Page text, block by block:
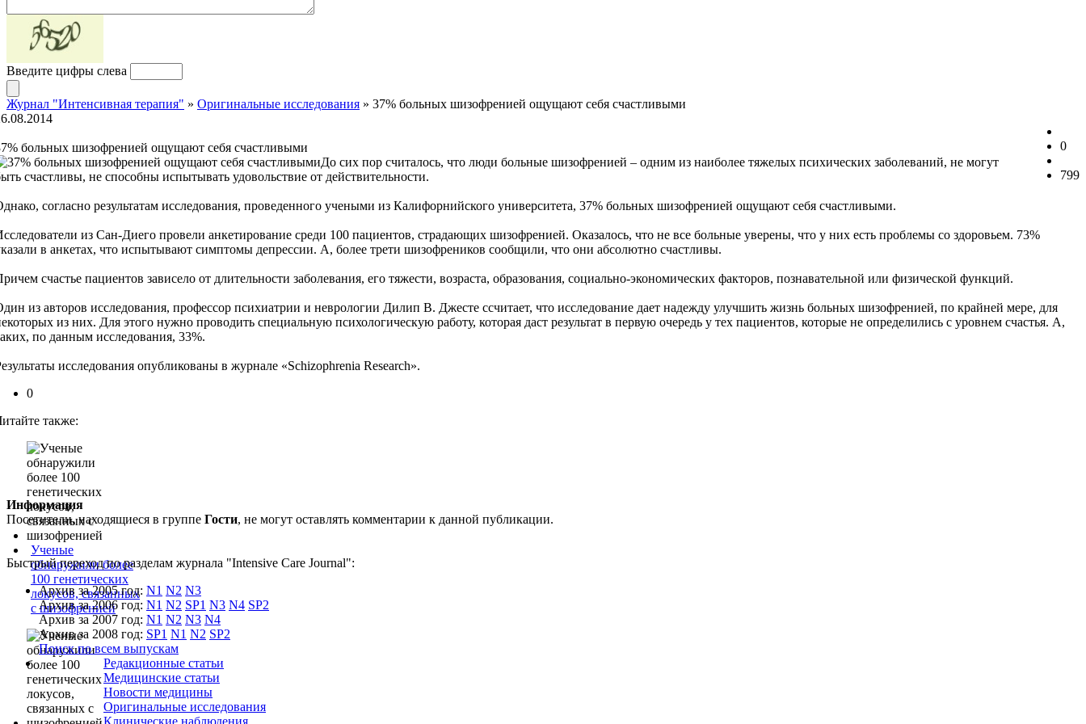
Введите цифры слева
Журнал "Интенсивная терапия" » Оригинальные исследования » 37% больных шизофренией ощущают себя счастливыми
0
799
больных шизофренией ощущают себя счастливыми
До сих пор считалось, что люди больные шизофренией – одним из наиболее тяжелых психических заболеваний, не могут
счастливы, не способны испытывать удовольствие от действительности.
согласно результатам исследования, проведенного учеными из Калифорнийского университета, 37% больных шизофренией ощущают себя счастливыми.
из Сан-Диего провели анкетирование среди 100 пациентов, страдающих шизофренией. Оказалось, что не все больные уверены, что у них есть проблемы со здоровьем. 73%
в анкетах, что испытывают симптомы депрессии. А, более трети шизофреников сообщили, что они абсолютно счастливы.
счастье пациентов зависело от длительности заболевания, его тяжести, возраста, образования, социально-экономических факторов, познавательной или физической функций.
из авторов исследования, профессор психиатрии и неврологии Дилип В. Джесте ссчитает, что исследование дает надежду улучшить жизнь больных шизофренией, по крайней мере, для
из них. Для этого нужно проводить специальную психологическую работу, которая даст результат в первую очередь у тех пациентов, которые не определились с уровнем счастья. А,
по данным исследования, 33%.
исследования опубликованы в журнале «Schizophrenia Research».
0
также:
Ученые
обнаружили более
100 генетических
локусов, связанных
с шизофренией
Информация
Посетители, находящиеся в группе Гости, не могут оставлять комментарии к данной публикации.
Быстрый переход по разделам журнала "Intensive Care Journal":
Архив за 2005 год: N1 N2 N3
Архив за 2006 год: N1 N2 SP1 N3 N4 SP2
Архив за 2007 год: N1 N2 N3 N4
Архив за 2008 год: SP1 N1 N2 SP2
Поиск по всем выпускам
Редакционные статьи
Медицинские статьи
Новости медицины
Оригинальные исследования
Клинические наблюдения